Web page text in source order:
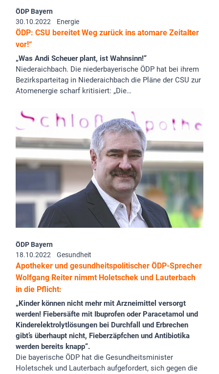
ÖDP Bayern
30.10.2022
Energie
ÖDP: CSU bereitet Weg zurück ins atomare Zeitalter
vor!“
„Was Andi Scheuer plant, ist Wahnsinn!“
Niederaichbach. Die niederbayerische ÖDP hat bei ihrem
Bezirksparteitag in Niederaichbach die Pläne der CSU zur
Atomenergie scharf kritisiert: „Die…
ÖDP Bayern
18.10.2022
Gesundheit
Apotheker und gesundheitspolitischer ÖDP-Sprecher
Wolfgang Reiter nimmt Holetschek und Lauterbach
in die Pflicht:
„Kinder können nicht mehr mit Arzneimittel versorgt
werden! Fiebersäfte mit Ibuprofen oder Paracetamol und
Kinderelektrolytlösungen bei Durchfall und Erbrechen
gibt’s überhaupt nicht, Fieberzäpfchen und Antibiotika
werden bereits knapp“.
Die bayerische ÖDP hat die Gesundheitsminister
Holetschek und Lauterbach aufgefordert, sich gegen die